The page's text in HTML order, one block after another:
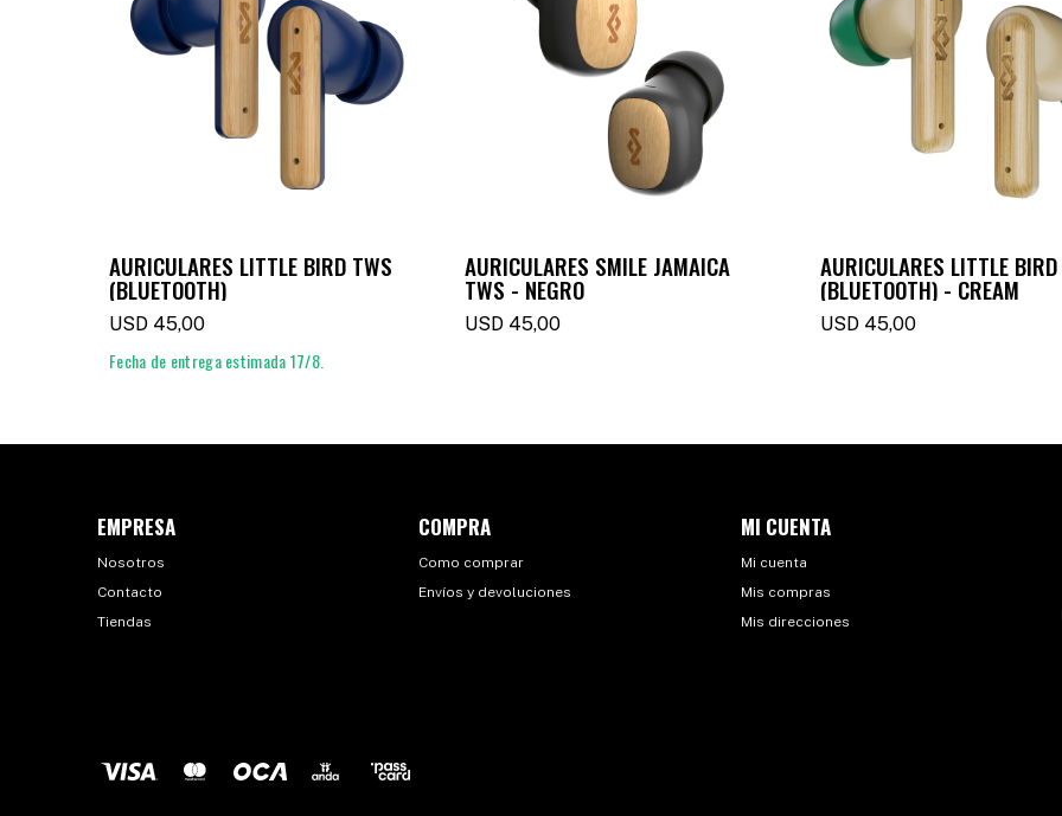
AURICULARES LITTLE BIRD TWS
(BLUETOOTH)
USD 45,00
Fecha de entrega estimada 17/8.
AURICULARES SMILE JAMAICA
TWS - NEGRO
USD 45,00
AURICULARES LITTLE
(BLUETOOTH) - CREAM
USD 45,00
EMPRESA
Nosotros
Contacto
Tiendas
COMPRA
Como comprar
Envíos y devoluciones
MI CUENTA
Mi cuenta
Mis compras
Mis direcciones